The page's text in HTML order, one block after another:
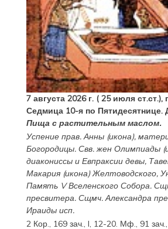
7 августа 2026 г. ( 25 июля ст.ст.),
Седмица 10-я по Пятидесятнице.
Пища с растительным маслом.
Успение прав.Анны(икона),
Богородицы. Свв. жен Олимпиады(
диакониссы и Евпраксиидевы,
Макария(икона) Желтоводского,
Память V Вселенского Собора.
пресвитера. Сщмч.Александра
Ираидыисп.
2 Кор., 169 зач., I, 12-20. Мф., 91